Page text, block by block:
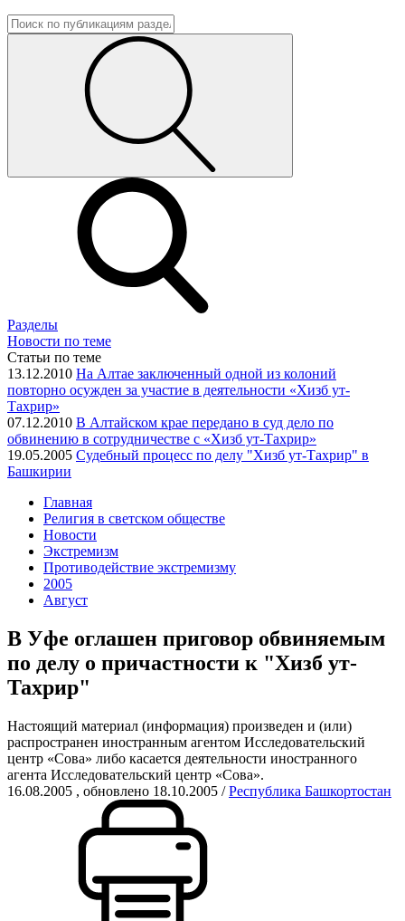
Разделы
Новости по теме
Статьи по теме
13.12.2010 На Алтае заключенный одной из колоний
повторно осужден за участие в деятельности «Хизб ут-
Тахрир»
07.12.2010 В Алтайском крае передано в суд дело по
обвинению в сотрудничестве с «Хизб ут-Тахрир»
19.05.2005 Cудебный процесс по делу "Хизб ут-Тахрир" в
Башкирии
Главная
Религия в светском обществе
Новости
Экстремизм
Противодействие экстремизму
2005
Август
В Уфе оглашен приговор обвиняемым
по делу о причастности к "Хизб ут-
Тахрир"
Настоящий материал (информация) произведен и (или)
распространен иностранным агентом Исследовательский
центр «Сова» либо касается деятельности иностранного
агента Исследовательский центр «Сова».
16.08.2005 , обновлено 18.10.2005 /Республика Башкортостан